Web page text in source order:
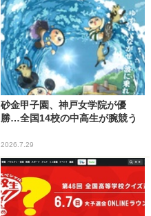
砂金甲子園、神戸女学院が優
勝…全国14校の中高生が腕競う
2026.7.29